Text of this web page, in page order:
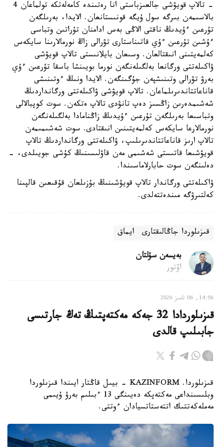
- تالاپ قويۋشى جالعىزباستى انا رەتىندە كامەلەتكە تولماعان 4
بالاسىمەن بىرگە سول ۇيگە قونىستانعان. الايدا، بەرىلگەن
تۇرعىن ءۇيدىڭ ناقتى الاڭى بەس ادامنان تۇراتىن وتباسى
ءۇشىن تۇرعىن ءۇي قاتىناستارى تۋرالى زاڭ نورمالارىنا سايكەس
كەلمەيتىنى انىقتالعان. وسىعان بايلانىستى تالاپ قويۋشى
ۋاكىلەتتى ورگانعا بەلگىلەنگەن نورما بويىنشا باسقا تۇرعىن ءۇي
بەرۋ تۋرالى وتىنىشپەن جۇگىنگەن. الايدا ونىڭ ءوتىنىشى
قاناعاتتاندىرىلماعان. تالاپ قويۋشى ۋاكىلەتتى ورگانداردىڭ
شەشىمدەرىن زاڭسىز دەپ تانۋدى تالاپ ەتكەن. سوت كوپبالالى
وتباسىعا بەرىلگەن تۇرعىن ءۇيدىڭ زاڭنامادا بەلگىلەنگەن
نورمالارعا سايكەس كەلمەيتىنىن انىقتادى. سوت شەشىمىمەن
تالاپ ارىز قاناعاتتاندىرىلىپ، ۋاكىلەتتى ورگانداردىڭ تالاپ
قويۋشىعا قاتىستى شەشىمى مەن قاۋلىسىنىڭ كۇشى جويىلدى، -
دەلىنگەن سوت حابارلاماسىندا.
ۋاكىلەتتى ورگاندار تالاپ قويۋشىنىڭ بۇزىلعان قۇقىعىن قالپىنا
كەلتىرۋگە مىندەتتەلدى.
قىزىلوردا جاڭالىقتارى ايماق
بەيسەن سۇلتان
اۆتور
14:56, 06 تامىز 2026
قىزىلوردادا 32 جەكە مەكتەپتىڭ تەڭ جارتىسى
جابىلىپ قالدى
قىزىلوردا. KAZINFORM - بيىل قاڭتار ايىندا قىزىلوردا
وبلىسىنداعى مەكتەپكە دەيىنگى 13 ءبىلىم بەرۋ ۇيىمى
مەملەكەتتىك اتتەستاتسيادان ءوتتى.